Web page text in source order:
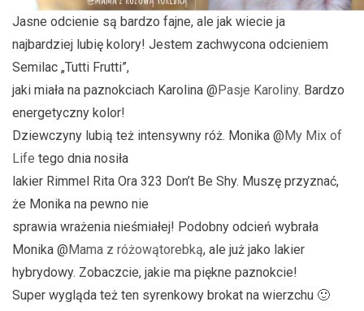
Jasne odcienie są bardzo fajne, ale jak wiecie ja
najbardziej lubię kolory! Jestem zachwycona odcieniem
Semilac „Tutti Frutti”,
jaki miała na paznokciach Karolina @Pasje Karoliny. Bardzo
energetyczny kolor!
Dziewczyny lubią też intensywny róż. Monika @My Mix of
Life tego dnia nosiła
lakier Rimmel Rita Ora 323 Don’t Be Shy. Muszę przyznać,
że Monika na pewno nie
sprawia wrażenia nieśmiałej! Podobny odcień wybrała
Monika @Mama z różowątorebką, ale już jako lakier
hybrydowy. Zobaczcie, jakie ma piękne paznokcie!
Super wygląda też ten syrenkowy brokat na wierzchu 🙂